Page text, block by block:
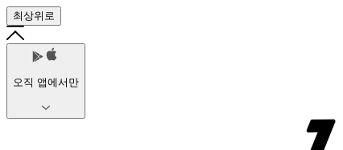
최상위로
오직 앱에서만